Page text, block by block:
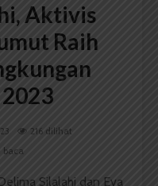
Aktivis
Raih
216 dilihat
baca